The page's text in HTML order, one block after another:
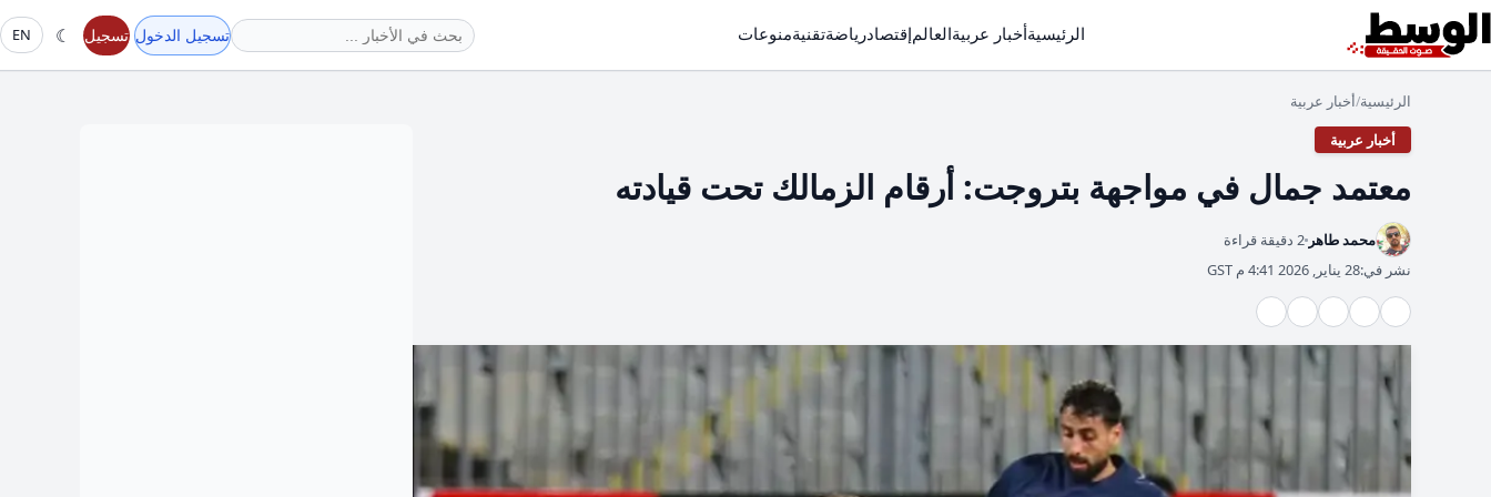
الرئيسيةأخبار عربيةالعالمإقتصادرياضةتقنيةمنوعات تسجيل الدخول تسجيل ☾
EN
الرئيسية/أخبار عربية
أخبار عربية
معتمد جمال في مواجهة بتروجت: أرقام الزمالك تحت قيادته
محمد طاهر 2 دقيقة قراءة
نشر في:28 يناير, 2026 4:41 م GST